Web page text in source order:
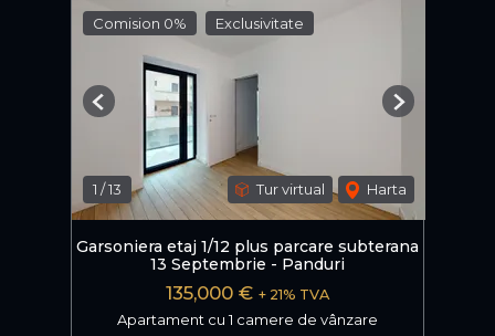
Comision 0% Exclusivitate
1 /13 Tur virtual Harta
Previous Next
Garsoniera etaj 1/12 plus parcare subterana
13 Septembrie - Panduri
135,000 € + 21% TVA
Apartament cu 1 camere de vânzare